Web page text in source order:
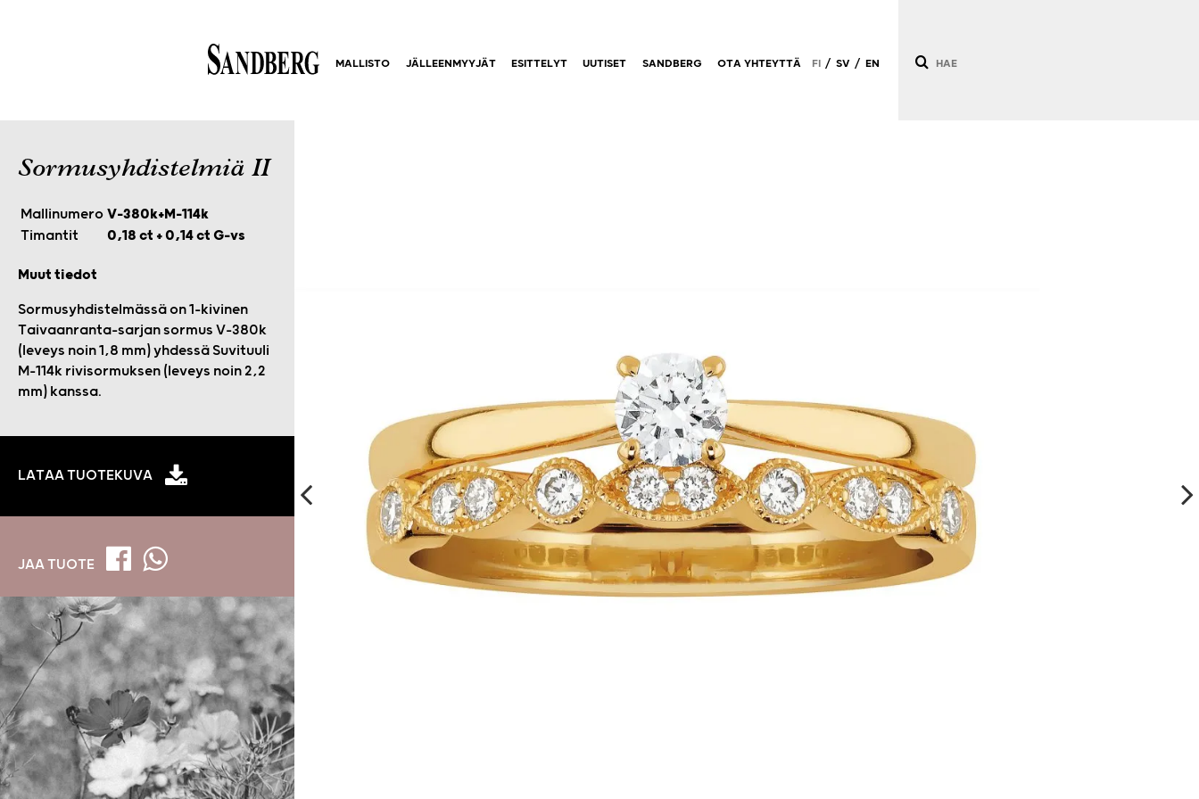
Sormusyhdistelmiä II
Mallinumero V-380k+M-114k
Timantit
0,18 ct + 0,14 ct G-vs
Muut tiedot
Sormusyhdistelmässä on 1-kivinen
Taivaanranta-sarjan sormus V-380k
(leveys noin 1,8 mm) yhdessä Suvituuli
M-114k rivisormuksen (leveys noin 2,2
mm) kanssa.
LATAA TUOTEKUVA
JAA TUOTE
MALLISTO JÄLLEENMYYJÄT ESITTELYT UUTISET SANDBERG OTA YHTEYTTÄ FI / SV / EN